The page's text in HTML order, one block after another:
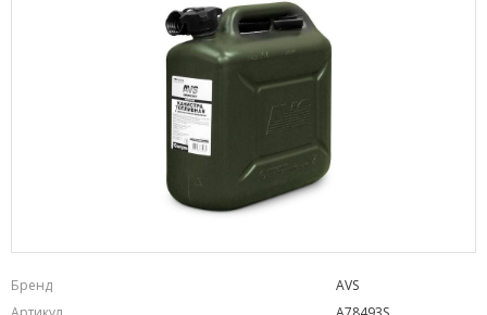
Бренд
AVS